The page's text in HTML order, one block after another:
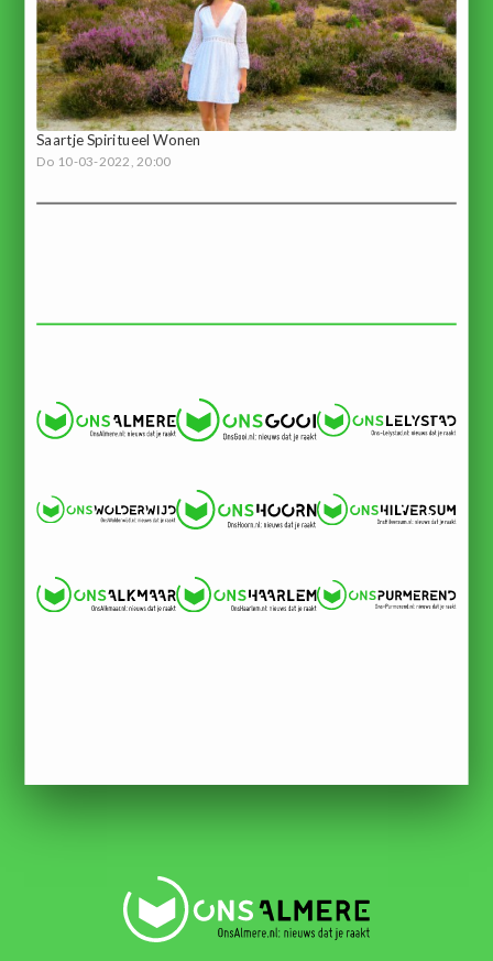
Saartje Spiritueel Wonen
Do 10-03-2022, 20:00